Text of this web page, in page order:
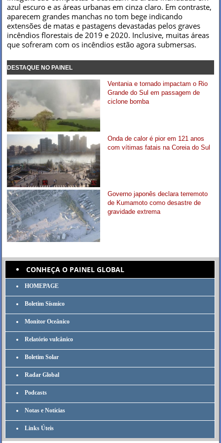
azul escuro e as áreas urbanas em cinza claro. Em contraste,
aparecem grandes manchas no tom bege indicando
extensões de matas e pastagens devastadas pelos graves
incêndios florestais de 2019 e 2020. Inclusive, muitas áreas
que sofreram com os incêndios estão agora submersas.
DESTAQUE NO PAINEL
Ventania e tornado impactam o Rio
Grande do Sul em passagem de
ciclone bomba
Onda de calor é pior em 121 anos
com vítimas fatais na Coreia do Sul
Governo japonês declara terremoto
de Kumamoto como desastre de
gravidade extrema
CONHEÇA O PAINEL GLOBAL
HOMEPAGE
Boletim Sísmico
Monitor Oceânico
Relatório vulcânico
Boletim Solar
Radar Global
Podcasts
Notas e Notícias
Links Úteis